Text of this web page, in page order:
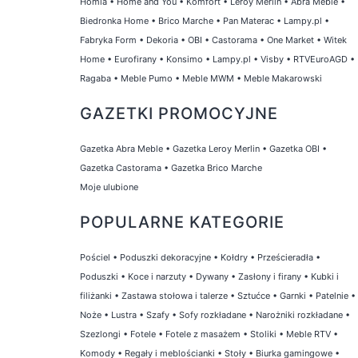
Biedronka Home • Brico Marche • Pan Materac • Lampy.pl •
Fabryka Form • Dekoria • OBI • Castorama • One Market • Witek
Home • Eurofirany • Konsimo • Lampy.pl • Visby • RTVEuroAGD •
Ragaba • Meble Pumo • Meble MWM • Meble Makarowski
GAZETKI PROMOCYJNE
Gazetka Abra Meble • Gazetka Leroy Merlin • Gazetka OBI •
Gazetka Castorama • Gazetka Brico Marche
Moje ulubione
POPULARNE KATEGORIE
Pościel • Poduszki dekoracyjne • Kołdry • Prześcieradła •
Poduszki • Koce i narzuty • Dywany • Zasłony i firany • Kubki i
filiżanki • Zastawa stołowa i talerze • Sztućce • Garnki • Patelnie •
Noże • Lustra • Szafy • Sofy rozkładane • Narożniki rozkładane •
Szezlongi • Fotele • Fotele z masażem • Stoliki • Meble RTV •
Komody • Regały i meblościanki • Stoły • Biurka gamingowe •